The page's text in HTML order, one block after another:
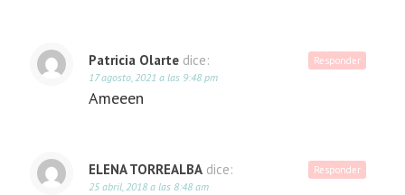
Patricia Olarte dice:
17 agosto, 2021 a las 9:48 pm
Ameeen
Responder
ELENA TORREALBA dice:
25 abril, 2018 a las 8:48 am
Responder